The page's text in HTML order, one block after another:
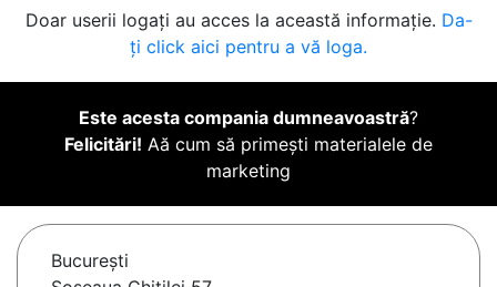
Doar userii logați au acces la această informație. Da-
ți click aici pentru a vă loga.
Este acesta compania dumneavoastră?
Felicitări! Aă cum să primești materialele de
marketing
Bucureşti